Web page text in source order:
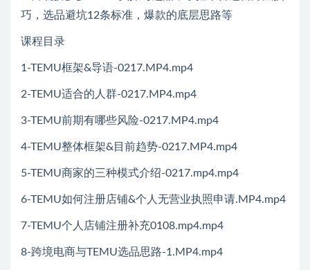
课程目录
1-TEMU框架&导语-0217.MP4.mp4
2-TEMU适合的人群-0217.MP4.mp4
3-TEMU前期有哪些风险-0217.MP4.mp4
4-TEMU整体框架&目前趋势-0217.MP4.mp4
5-TEMU商家的三种模式介绍-0217.mp4.mp4
6-TEMU如何注册店铺&个人无营业执照申请.MP4.mp4
7-TEMU个人店铺注册补充0108.mp4.mp4
8-跨境电商与TEMU选品思路-1.MP4.mp4